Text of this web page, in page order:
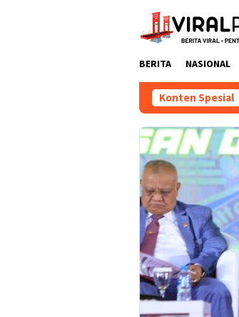
BERITA NASIONAL
Konten Spesial